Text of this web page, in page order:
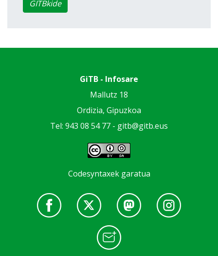
GITBkide
GiTB - Infosare
Mallutz 18
Ordizia, Gipuzkoa
Tel: 943 08 54 77 - gitb@gitb.eus
Codesyntaxek garatua